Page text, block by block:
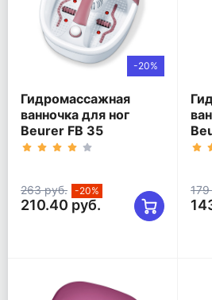
-20%
Гидромассажная
ванночка для ног
Beurer FB 35
263 руб. -20%
210.40 руб.